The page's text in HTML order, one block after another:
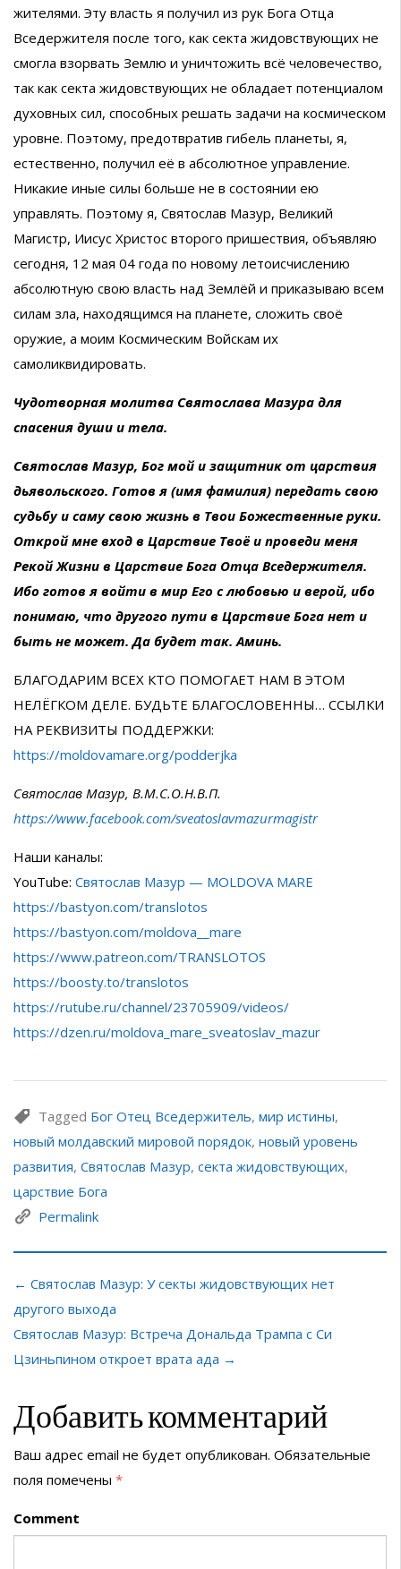
жителями. Эту власть я получил из рук Бога Отца
Вседержителя после того, как секта жидовствующих не
смогла взорвать Землю и уничтожить всё человечество,
так как секта жидовствующих не обладает потенциалом
духовных сил, способных решать задачи на космическом
уровне. Поэтому, предотвратив гибель планеты, я,
естественно, получил её в абсолютное управление.
Никакие иные силы больше не в состоянии ею
управлять. Поэтому я, Святослав Мазур, Великий
Магистр, Иисус Христос второго пришествия, объявляю
сегодня, 12 мая 04 года по новому летоисчислению
абсолютную свою власть над Землёй и приказываю всем
силам зла, находящимся на планете, сложить своё
оружие, а моим Космическим Войскам их
самоликвидировать.
Чудотворная молитва Святослава Мазура для
спасения души и тела.
Святослав Мазур, Бог мой и защитник от царствия
дьявольского. Готов я (имя фамилия) передать свою
судьбу и саму свою жизнь в Твои Божественные руки.
Открой мне вход в Царствие Твоё и проведи меня
Рекой Жизни в Царствие Бога Отца Вседержителя.
Ибо готов я войти в мир Его с любовью и верой, ибо
понимаю, что другого пути в Царствие Бога нет и
быть не может. Да будет так. Аминь.
БЛАГОДАРИМ ВСЕХ КТО ПОМОГАЕТ НАМ В ЭТОМ
НЕЛЁГКОМ ДЕЛЕ. БУДЬТЕ БЛАГОСЛОВЕННЫ… ССЫЛКИ
НА РЕКВИЗИТЫ ПОДДЕРЖКИ:
https://moldovamare.org/podderjka
Святослав Мазур, В.М.С.О.Н.В.П.
https://www.facebook.com/sveatoslavmazurmagistr
Наши каналы:
YouTube: Святослав Мазур — MOLDOVA MARE
https://bastyon.com/translotos
https://bastyon.com/moldova__mare
https://www.patreon.com/TRANSLOTOS
https://boosty.to/translotos
https://rutube.ru/channel/23705909/videos/
https://dzen.ru/moldova_mare_sveatoslav_mazur
Tagged Бог Отец Вседержитель, мир истины,
новый молдавский мировой порядок, новый уровень
развития, Святослав Мазур, секта жидовствующих,
царствие Бога
Permalink
← Святослав Мазур: У секты жидовствующих нет
другого выхода
Святослав Мазур: Встреча Дональда Трампа с Си
Цзиньпином откроет врата ада →
Добавить комментарий
Ваш адрес email не будет опубликован. Обязательные
поля помечены *
Comment